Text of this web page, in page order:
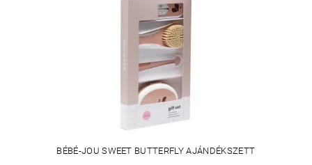
BÉBÉ-JOU SWEET BUTTERFLY AJÁNDÉKSZETT